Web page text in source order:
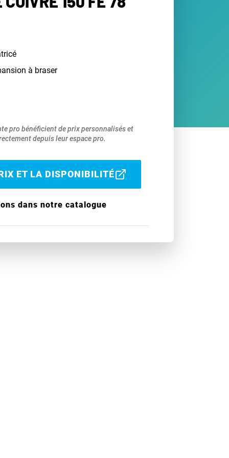
à braser
pro bénéficient de prix personnalisés et
depuis leur espace pro.
ET LA DISPONIBILITÉ
dans notre catalogue